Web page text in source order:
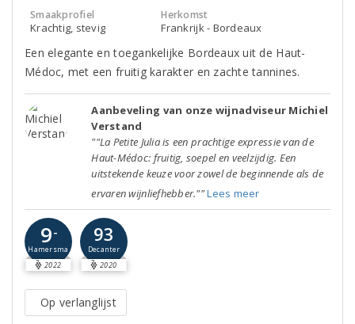
Smaakprofiel
Krachtig, stevig
Herkomst
Frankrijk - Bordeaux
Een elegante en toegankelijke Bordeaux uit de Haut-
Médoc, met een fruitig karakter en zachte tannines.
Aanbeveling van onze wijnadviseur Michiel
Verstand
""La Petite Julia is een prachtige expressie van de
Haut-Médoc: fruitig, soepel en veelzijdig. Een
uitstekende keuze voor zowel de beginnende als de
ervaren wijnliefhebber.""Lees meer
9-
Hamersma
2022
93
Decanter
2020
Op verlanglijst